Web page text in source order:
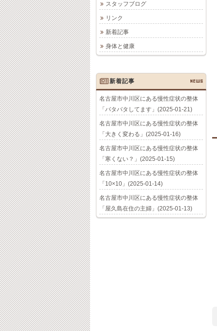
スタッフブログ
リンク
新着記事
身体と健康
新着記事 NEWS
名古屋市中川区にある慢性症状の整体
「バタバタしてます」(2025-01-21)
名古屋市中川区にある慢性症状の整体
「大きく変わる」(2025-01-16)
名古屋市中川区にある慢性症状の整体
「寒くない？」(2025-01-15)
名古屋市中川区にある慢性症状の整体
「10×10」(2025-01-14)
名古屋市中川区にある慢性症状の整体
「屋久島在住の主婦」(2025-01-13)